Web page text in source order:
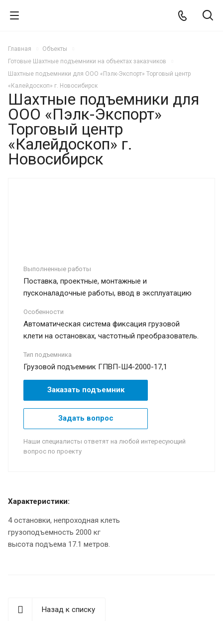
Главная
Объекты
Готовые Шахтные подъемники на объектах заказчиков
Шахтные подъемники для ООО «Пэлк-Экспорт» Торговый центр
«Калейдоскоп» г. Новосибирск
Шахтные подъемники для
ООО «Пэлк-Экспорт»
Торговый центр
«Калейдоскоп» г.
Новосибирск
Выполненные работы
Поставка, проектные, монтажные и
пусконаладочные работы, ввод в эксплуатацию
Особенности
Автоматическая система фиксация грузовой
клети на остановках, частотный преобразователь.
Тип подъемника
Грузовой подъемник ГПВП-Ш4-2000-17,1
Заказать подъемник
Задать вопрос
Наши специалисты ответят на любой интересующий
вопрос по проекту
Характеристики:
4 остановки, непроходная клеть
грузоподъемность 2000 кг
высота подъема 17.1 метров.
Назад к списку